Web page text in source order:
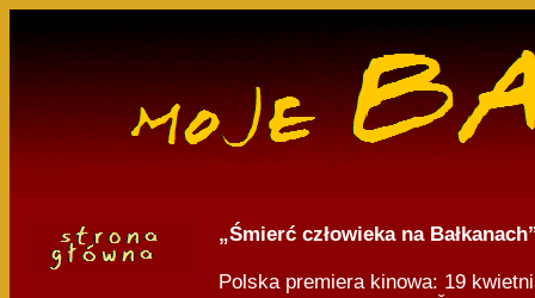
„Śmierć człowieka na
Polska premiera kinowa: 19